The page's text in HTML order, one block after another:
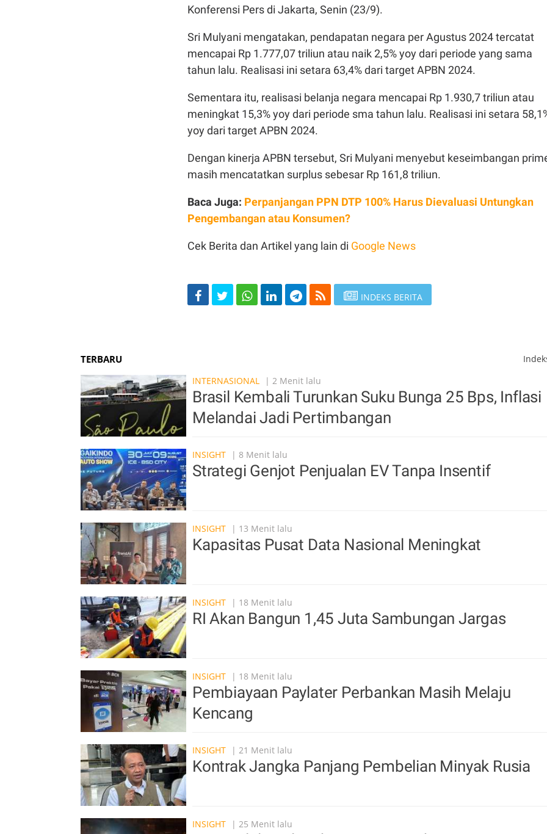
Konferensi Pers di Jakarta, Senin (23/9).
Sri Mulyani mengatakan, pendapatan negara per Agustus 2024 tercatat
mencapai Rp 1.777,07 triliun atau naik 2,5% yoy dari periode yang sama
tahun lalu. Realisasi ini setara 63,4% dari target APBN 2024.
Sementara itu, realisasi belanja negara mencapai Rp 1.930,7 triliun atau
meningkat 15,3% yoy dari periode sma tahun lalu. Realisasi ini setara
yoy dari target APBN 2024.
Dengan kinerja APBN tersebut, Sri Mulyani menyebut keseimbangan
masih mencatatkan surplus sebesar Rp 161,8 triliun.
Baca Juga: Perpanjangan PPN DTP 100% Harus Dievaluasi Untungkan
Pengembangan atau Konsumen?
Cek Berita dan Artikel yang lain di Google News
INDEKS BERITA
TERBARU
INTERNASIONAL
| 2 Menit lalu
Brasil Kembali Turunkan Suku Bunga 25 Bps, Inflasi
Melandai Jadi Pertimbangan
INSIGHT | 8 Menit lalu
Strategi Genjot Penjualan EV Tanpa Insentif
INSIGHT | 13 Menit lalu
Kapasitas Pusat Data Nasional Meningkat
INSIGHT | 18 Menit lalu
RI Akan Bangun 1,45 Juta Sambungan Jargas
INSIGHT | 18 Menit lalu
Pembiayaan Paylater Perbankan Masih Melaju
Kencang
INSIGHT | 21 Menit lalu
Kontrak Jangka Panjang Pembelian Minyak Rusia
INSIGHT | 25 Menit lalu